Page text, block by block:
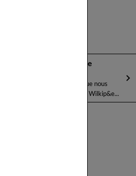
le Boudoir la Plume
Pour definir la Musique nous
nous sommes référé à Wilkip&e...